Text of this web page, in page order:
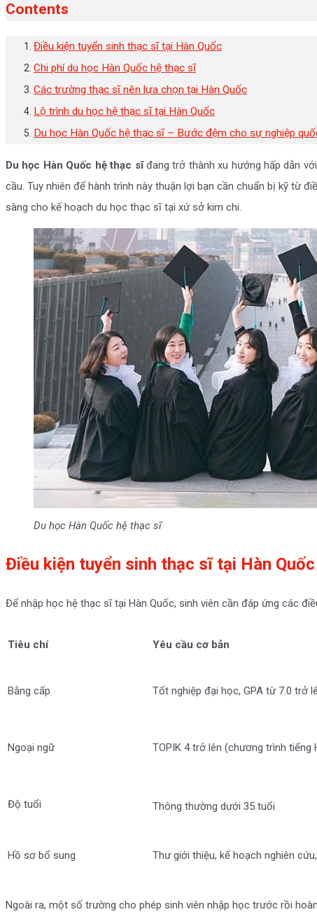
Contents
Điều kiện tuyển sinh thạc sĩ tại Hàn Quốc
Chi phí du học Hàn Quốc hệ thạc sĩ
Các trường thạc sĩ nên lựa chọn tại Hàn Quốc
Lộ trình du học hệ thạc sĩ tại Hàn Quốc
Du học Hàn Quốc hệ thạc sĩ – Bước đệm cho sự nghiệp
Du học Hàn Quốc hệ thạc sĩđang trở thành xu hướng hấp dẫn
cầu. Tuy nhiên để hành trình này thuận lợi bạn cần chuẩn bị kỹ từ
sàng cho kế hoạch du học thạc sĩ tại xứ sở kim chi.
Du học Hàn Quốc hệ thạc sĩ
Điều kiện tuyển sinh thạc sĩ tại Hàn Quốc
Để nhập học hệ thạc sĩ tại Hàn Quốc, sinh viên cần đáp ứng các
Tiêu chí Yêu cầu cơ bản
Bằng cấp Tốt nghiệp đại học, GPA từ 7.0 trở
Ngoại ngữ TOPIK 4 trở lên (chương trình tiếng
Độ tuổi Thông thường dưới 35 tuổi
Hồ sơ bổ sung Thư giới thiệu, kế hoạch nghiên
Ngoài ra, một số trường cho phép sinh viên nhập học trước rồi